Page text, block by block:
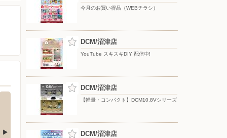
今月のお買い得品（WEBチラシ）
DCM/沼津店
YouTube スキスキDIY 配信中!
DCM/沼津店
【軽量・コンパクト】DCM10.8Vシリーズ
DCM/沼津店